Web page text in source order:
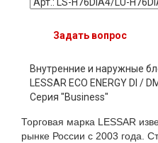
Задать вопрос
Внутренние и наружные
LESSAR ECO ENERGY DI /
Серия "Business"
Торговая марка LESSAR
рынке России с 2003 года.